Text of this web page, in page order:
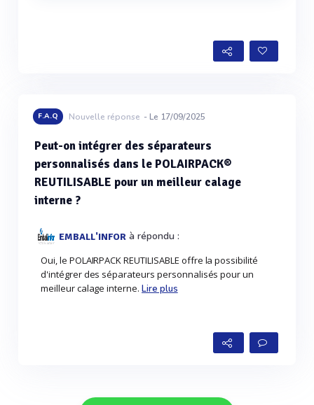
F.A.Q Nouvelle réponse - Le 17/09/2025
Peut-on intégrer des séparateurs
personnalisés dans le POLAIRPACK®
REUTILISABLE pour un meilleur calage
interne ?
EMBALL'INFOR à répondu :
Oui, le POLAIRPACK REUTILISABLE offre la possibilité
d'intégrer des séparateurs personnalisés pour un
meilleur calage interne.Lire plus